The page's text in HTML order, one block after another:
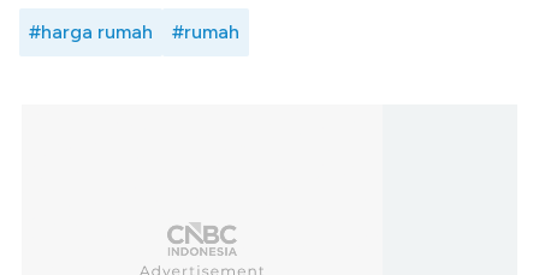
#harga rumah #rumah